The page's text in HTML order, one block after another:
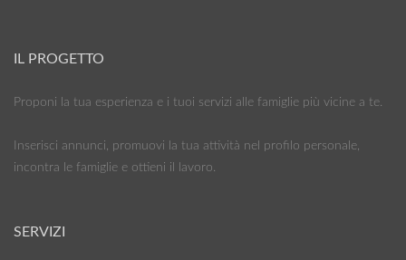
IL PROGETTO
Proponi la tua esperienza e i tuoi servizi alle famiglie più vicine a te.
Inserisci annunci, promuovi la tua attività nel profilo personale,
incontra le famiglie e ottieni il lavoro.
SERVIZI